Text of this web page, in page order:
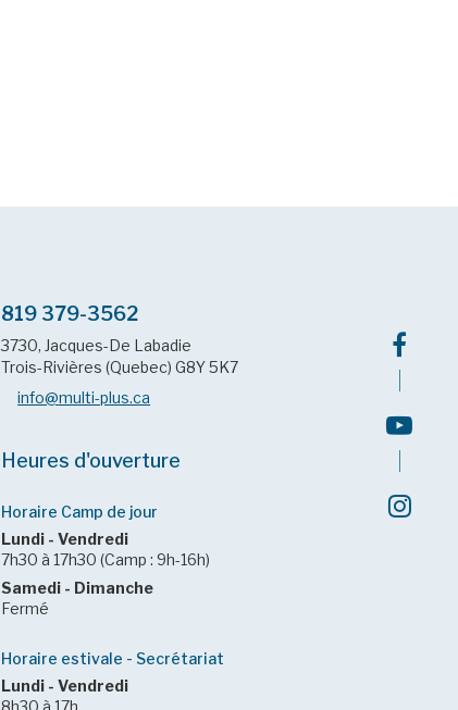
819 379-3562
3730, Jacques-De Labadie
Trois-Rivières (Quebec) G8Y 5K7
info@multi-plus.ca
Heures d'ouverture
Horaire Camp de jour
Lundi - Vendredi
7h30 à 17h30 (Camp : 9h-16h)
Samedi - Dimanche
Fermé
Horaire estivale - Secrétariat
Lundi - Vendredi